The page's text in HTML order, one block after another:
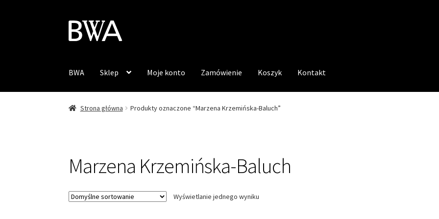
Przejdź
do
Przejdź
do
BWA Sklep Moje konto Zamówienie Koszyk Kontakt
Strona główna Produkty oznaczone “Marzena Krzemińska-Baluch”
Marzena Krzemińska-Baluch
Wyświetlanie jednego wyniku